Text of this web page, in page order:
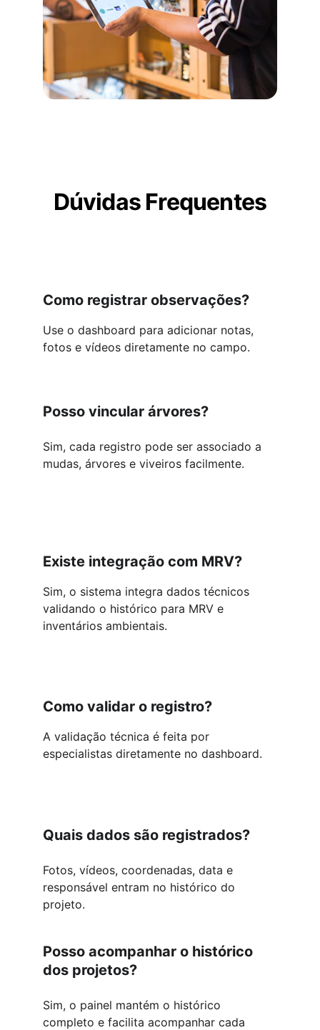
Dúvidas Frequentes
Como registrar observações?
Use o dashboard para adicionar notas,
fotos e vídeos diretamente no campo.
Posso vincular árvores?
Sim, cada registro pode ser associado a
mudas, árvores e viveiros facilmente.
Existe integração com MRV?
Sim, o sistema integra dados técnicos
validando o histórico para MRV e
inventários ambientais.
Como validar o registro?
A validação técnica é feita por
especialistas diretamente no dashboard.
Quais dados são registrados?
Fotos, vídeos, coordenadas, data e
responsável entram no histórico do
projeto.
Posso acompanhar o histórico
dos projetos?
Sim, o painel mantém o histórico
completo e facilita acompanhar cada